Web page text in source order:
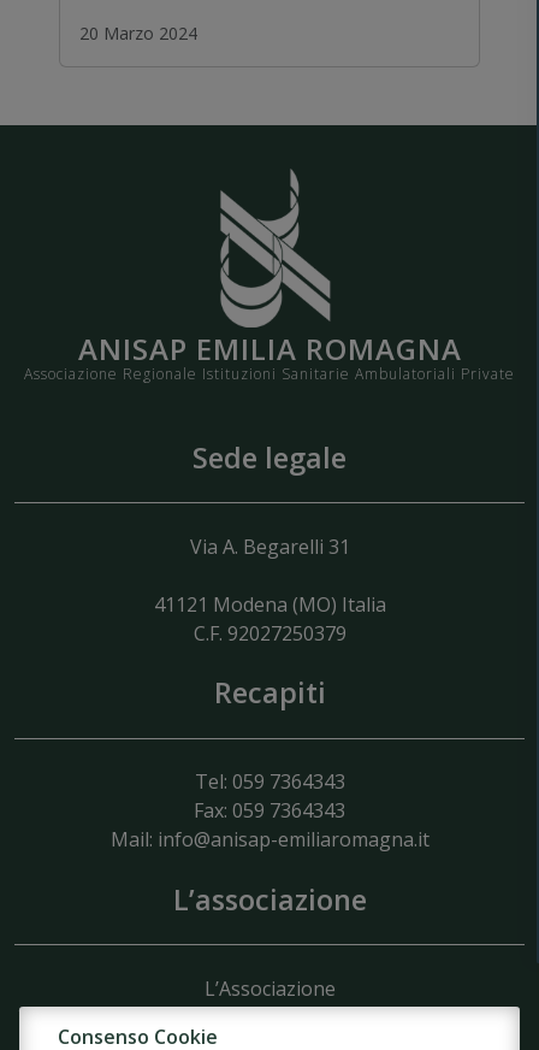
20 Marzo 2024
ANISAP EMILIA ROMAGNA
Associazione Regionale Istituzioni Sanitarie Ambulatoriali Private
Sede legale
Via A. Begarelli 31
41121 Modena (MO) Italia
C.F. 92027250379
Recapiti
Tel: 059 7364343
Fax: 059 7364343
Mail: info@anisap-emiliaromagna.it
L’associazione
L’Associazione
Struttura
Consenso Cookie